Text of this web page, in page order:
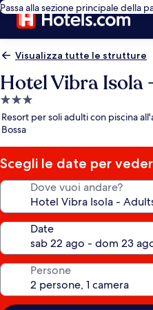
Passa alla sezione principale della
Visualizza tutte le strutture
Hotel Vibra Isola
Struttura
a
3.0
stelle
Resort per soli adulti con piscina
Bossa
Scegli le date per
Dove vuoi andare?
Date
Persone